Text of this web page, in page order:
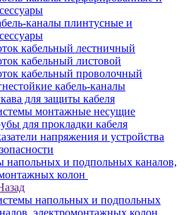
каналы плинтусные и
кабельный лестничный
кабельный листовой
кабельный проволочный
кабель-каналы
для защиты кабеля
монтажные несущие
для прокладки кабеля
напряжения и устройства
напольных и подпольных каналов,
колон
напольных и подпольных
электромонтажных колон